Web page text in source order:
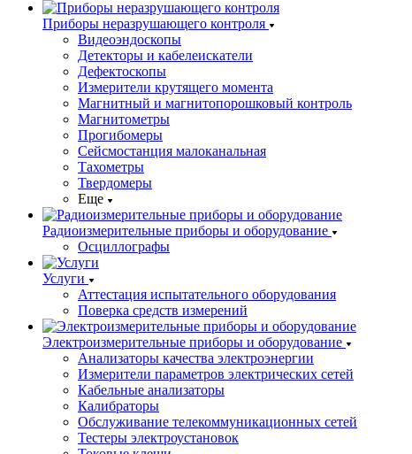
Приборы неразрушающего контроля
Видеоэндоскопы
Детекторы и кабелеискатели
Дефектоскопы
Измерители крутящего момента
Магнитный и магнитопорошковый контроль
Магнитометры
Прогибомеры
Сейсмостанция малоканальная
Тахометры
Твердомеры
Еще
Радиоизмерительные приборы и оборудование
Осциллографы
Услуги
Аттестация испытательного оборудования
Поверка средств измерений
Электроизмерительные приборы и оборудование
Анализаторы качества электроэнергии
Измерители параметров электрических сетей
Кабельные анализаторы
Калибраторы
Обслуживание телекоммуникационных сетей
Тестеры электроустановок